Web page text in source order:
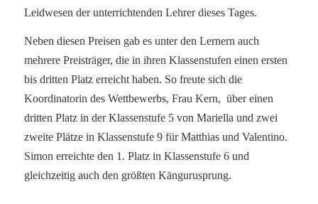
Leidwesen der unterrichtenden Lehrer dieses Tages.
Neben diesen Preisen gab es unter den Lernern auch
mehrere Preisträger, die in ihren Klassenstufen einen ersten
bis dritten Platz erreicht haben. So freute sich die
Koordinatorin des Wettbewerbs, Frau Kern, über einen
dritten Platz in der Klassenstufe 5 von Mariella und zwei
zweite Plätze in Klassenstufe 9 für Matthias und Valentino.
Simon erreichte den 1. Platz in Klassenstufe 6 und
gleichzeitig auch den größten Kängurusprung.